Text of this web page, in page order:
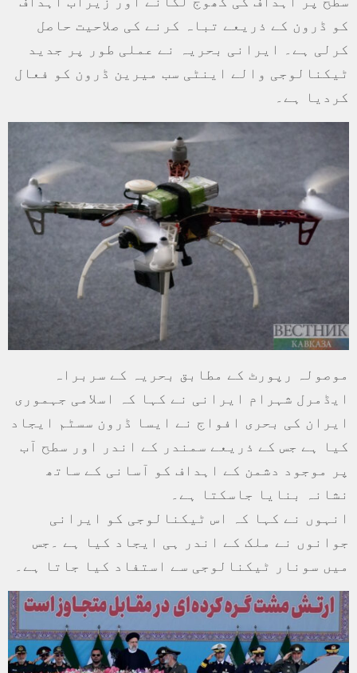
کو ڈرون کے ذریعے تباہ کرنے کی صلاحیت حاصل
کرلی ہے۔ ایرانی بحریہ نے عملی طور پر جدید
ٹیکنالوجی والے اینٹی سب میرین ڈرون کو فعال
کردیا ہے۔
موصولہ رپورٹ کے مطابق بحریہ کے سربراہ
ایڈمرل شہرام ایرانی نے کہا کہ اسلامی جہموری
ایران کی بحری افواج نے ایسا ڈرون سسٹم ایجاد
کیا ہے جس کے ذریعے سمندر کے اندر اور سطح آب
پر موجود دشمن کے اہداف کو آسانی کے ساتھ
نشانہ بنایا جاسکتا ہے۔
انہوں نے کہا کہ اس ٹیکنالوجی کو ایرانی
جوانوں نے ملک کے اندر ہی ایجاد کیا ہے ۔جس
میں سونار ٹیکنالوجی سے استفاد کیا جاتا ہے۔